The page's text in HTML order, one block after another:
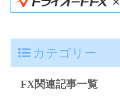
カテゴリー
FX関連記事一覧